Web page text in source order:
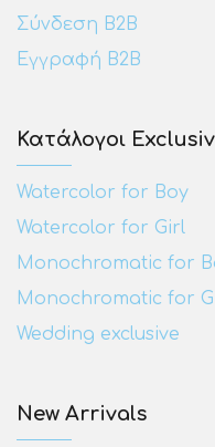
Σύνδεση Β2Β
Εγγραφή Β2Β
Κατάλογοι
Watercolor for Boy
Watercolor for Girl
Monochromatic for
Monochromatic for
Wedding exclusive
New Arrivals